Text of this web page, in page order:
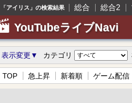
「アイリス」の検索結果 総合 総合2
YouTubeライブNavi
表示変更▼ カテゴリ
TOP 急上昇 新着順 ゲーム配信